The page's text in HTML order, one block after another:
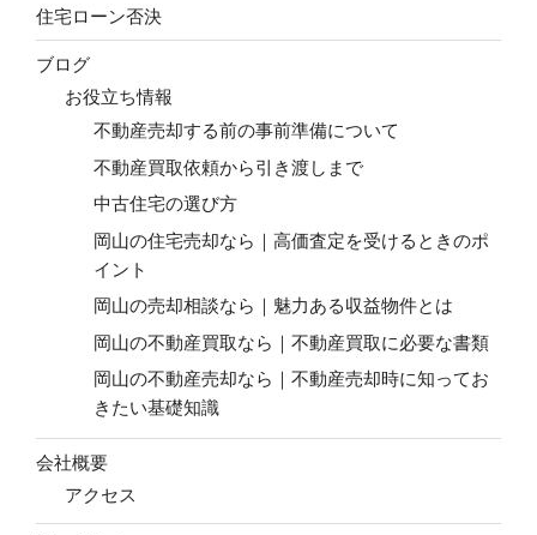
住宅ローン否決
ブログ
お役立ち情報
不動産売却する前の事前準備について
不動産買取依頼から引き渡しまで
中古住宅の選び方
岡山の住宅売却なら｜高価査定を受けるときのポ
イント
岡山の売却相談なら｜魅力ある収益物件とは
岡山の不動産買取なら｜不動産買取に必要な書類
岡山の不動産売却なら｜不動産売却時に知ってお
きたい基礎知識
会社概要
アクセス